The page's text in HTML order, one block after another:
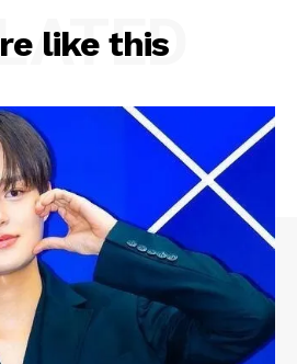
like this